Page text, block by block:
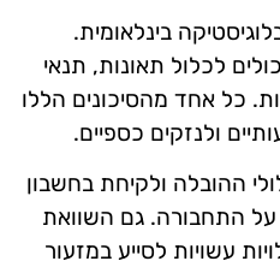
בינלאומית.
לכלול תאונות, תנאי
כל אחד מהסיכונים הללו
ולנזקים כספיים.
ההובלה ולקיחת בחשבון
התחבורה. גם השוואת
עשויות לסייע במזעור